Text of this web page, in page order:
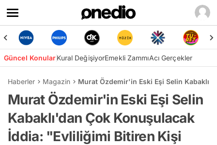
Güncel KonularKural DeğişiyorEmekli ZammıAcı Gerçekler
Haberler Magazin Murat Özdemir'in Eski Eşi Selin
Murat Özdemir'in Eski Eşi Selin
Kabaklı'dan Çok Konuşulacak
İddia: "Evliliğimi Bitiren Kişi